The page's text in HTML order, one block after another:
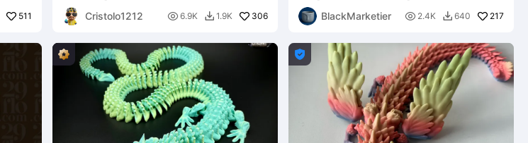
511
Cristolo1212
 6.9K  1.9K 306
BlackMarketier
 2.4K  640 217
